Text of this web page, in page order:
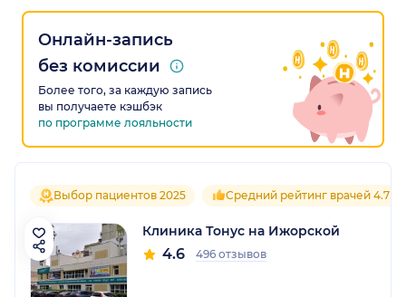
Онлайн-запись
без комиссии
Более того, за каждую запись
вы получаете кэшбэк
по программе лояльности
Выбор пациентов 2025 Средний рейтинг врачей 4.7
Клиника Тонус на Ижорской
4.6 496 отзывов